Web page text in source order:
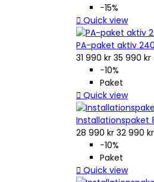
−15%
 Quick view
PA-paket aktiv
31 990 kr 35 990 kr
−10%
Paket
 Quick view
Installationspaket
28 990 kr 32 990 kr
−10%
Paket
 Quick view